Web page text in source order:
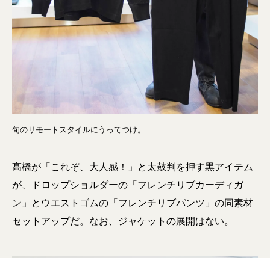
旬のリモートスタイルにうってつけ。
髙橋が「これぞ、大人感！」と太鼓判を押す黒アイテム
が、ドロップショルダーの「フレンチリブカーディガ
ン」とウエストゴムの「フレンチリブパンツ」の同素材
セットアップだ。なお、ジャケットの展開はない。